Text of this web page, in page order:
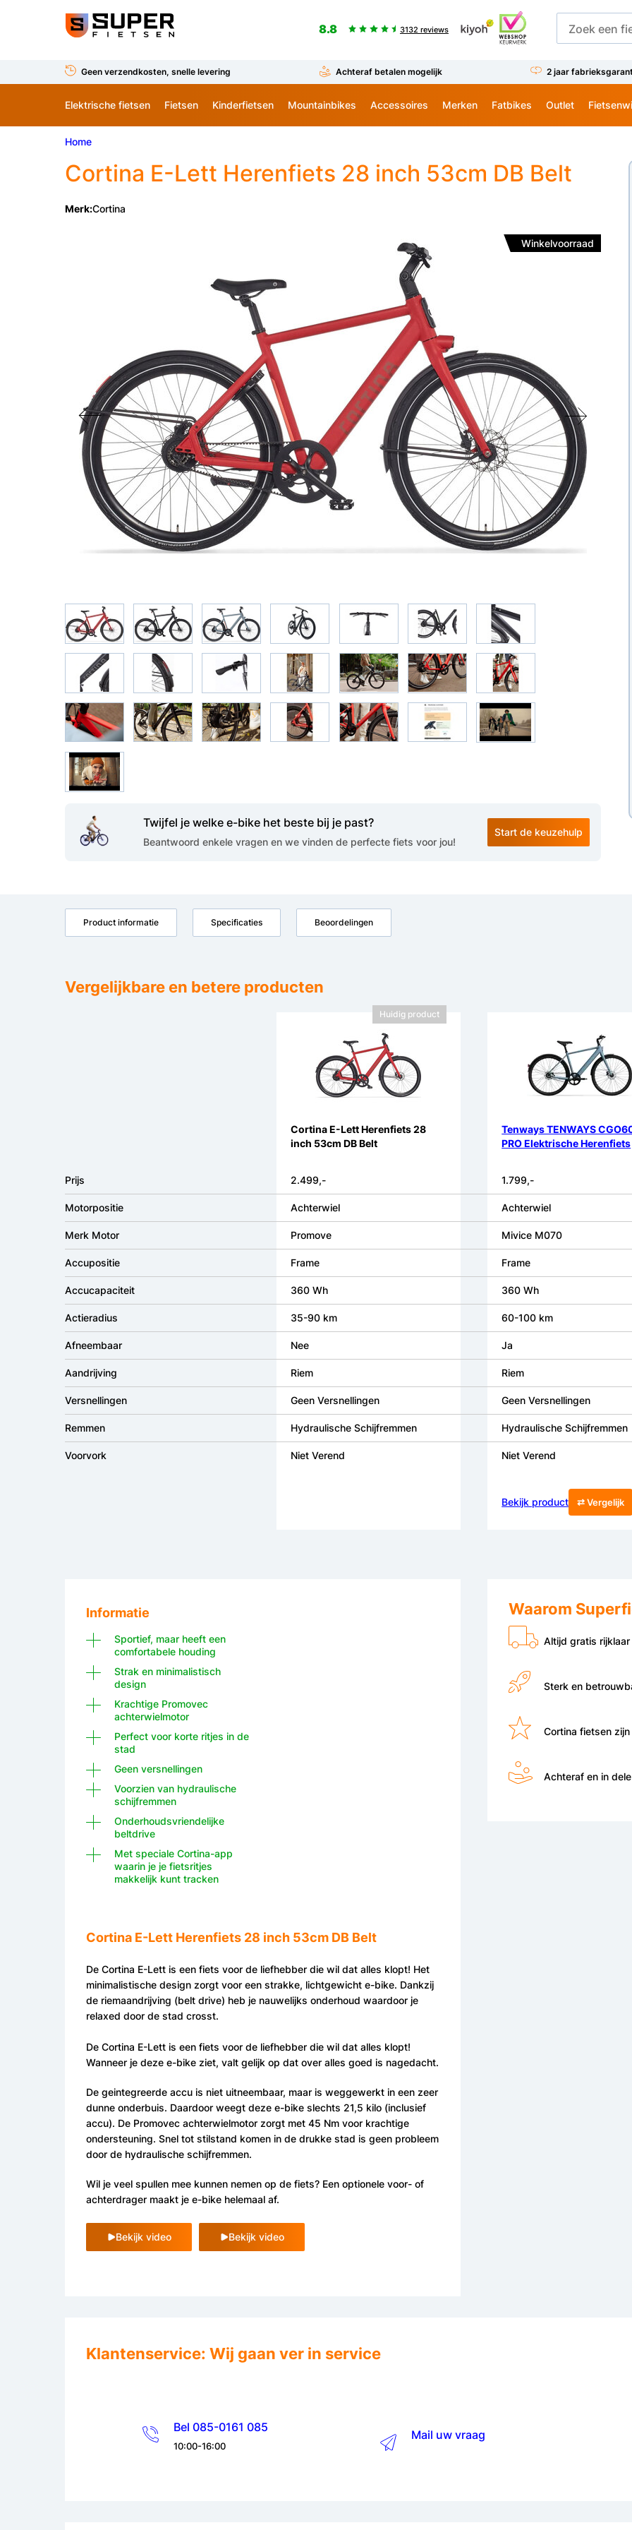
8.8 3132 reviews
Geen verzendkosten, snelle levering Achteraf betalen mogelijk 2 jaar
Elektrische fietsen Fietsen Kinderfietsen Mountainbikes Accessoires Merken Fatbikes Outlet
Home
Cortina E-Lett Herenfiets 28 inch 53cm DB Belt
Merk:Cortina
Winkelvoorraad
Twijfel je welke e-bike het beste bij je past?
Beantwoord enkele vragen en we vinden de perfecte fiets voor jou!
Start de keuzehulp
Product informatie Specificaties Beoordelingen
Vergelijkbare en betere producten
Huidig product
Cortina E-Lett Herenfiets 28
inch 53cm DB Belt
Prijs 2.499,-
Motorpositie Achterwiel
Merk Motor Promove
Accupositie Frame
Accucapaciteit 360 Wh
Actieradius 35-90 km
Afneembaar Nee
Aandrijving Riem
Versnellingen Geen Versnellingen
Remmen Hydraulische Schijfremmen
Voorvork Niet Verend
Tenways TENWAYS
PRO Elektrische Herenfiets
1.799,-
Achterwiel
Mivice M070
Frame
360 Wh
60-100 km
Ja
Riem
Geen Versnellingen
Hydraulische Schijfremmen
Niet Verend
Bekijk product ⇄ Vergelijk
Waarom
Altijd gratis rijklaar
Sterk en
Cortina fietsen
Achteraf en in
Informatie
Sportief, maar heeft een
comfortabele houding
Strak en minimalistisch
design
Krachtige Promovec
achterwielmotor
Perfect voor korte ritjes in de
stad
Geen versnellingen
Voorzien van hydraulische
schijfremmen
Onderhoudsvriendelijke
beltdrive
Met speciale Cortina-app
waarin je je fietsritjes
makkelijk kunt tracken
Cortina E-Lett Herenfiets 28 inch 53cm DB Belt
De Cortina E-Lett is een fiets voor de liefhebber die wil dat alles klopt! Het
minimalistische design zorgt voor een strakke, lichtgewicht e-bike. Dankzij
de riemaandrijving (belt drive) heb je nauwelijks onderhoud waardoor je
relaxed door de stad crosst.
De Cortina E-Lett is een fiets voor de liefhebber die wil dat alles klopt!
Wanneer je deze e-bike ziet, valt gelijk op dat over alles goed is nagedacht.
De geintegreerde accu is niet uitneembaar, maar is weggewerkt in een zeer
dunne onderbuis. Daardoor weegt deze e-bike slechts 21,5 kilo (inclusief
accu). De Promovec achterwielmotor zorgt met 45 Nm voor krachtige
ondersteuning. Snel tot stilstand komen in de drukke stad is geen probleem
door de hydraulische schijfremmen.
Wil je veel spullen mee kunnen nemen op de fiets? Een optionele voor- of
achterdrager maakt je e-bike helemaal af.
Bekijk video Bekijk video
Klantenservice: Wij gaan ver in service
Bel 085-0161 085
10:00-16:00
Mail uw vraag